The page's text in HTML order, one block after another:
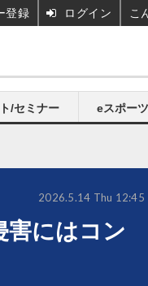
/セミナー eスポーツ
害にはコン
2026.5.14 Thu 12:45
登録 ログイン こ